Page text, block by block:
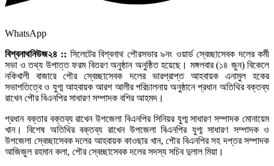
WhatsApp
বিশ্বনাথনিউজ২৪ :: সিলেটের বিশ্বনাথ পৌরসভার ৯নং ওয়ার্ড স্বেচ্ছাসেবক দলের কর্মী
সভা ও তথ্য উপাত্ত ফরম বিতরণ অনুষ্ঠান অনুষ্ঠিত হয়েছে। মঙ্গলবার (১৪ জুন) বিকেলে
নকিখালী বাজারে পৌর স্বেচ্ছাসেবক দলের ভারপ্রাপ্ত আহবায়ক এনামুল হকের
সভাপতিত্বে ও যুগ্ম আহবায়ক আরশ আলীর পরিচালনায় অনুষ্ঠানে প্রধান অতিথির বক্তব্য
রাখেন পৌর বিএনপির সাধারণ সম্পাদক বশির আহমদ।
প্রধান বক্তার বক্তব্য রাখেন উপজেলা বিএনপির সিনিয়র যুগ্ম সাধারণ সম্পাদক মোনায়েম
খান। বিশেষ অতিথির বক্তব্য রাখেন উপজেলা বিএনপির যুগ্ম সাধারণ সম্পাদক ও
উপজেলা স্বেচ্ছাসেবক দলের আহবায়ক কাওছার খান, পৌর বিএনপির সহ দপ্তর সম্পাদক
আজিজুল রহমান কলা, পৌর স্বেচ্ছাসেবক দলের সদস্য সচিব দুলাল মিয়া।